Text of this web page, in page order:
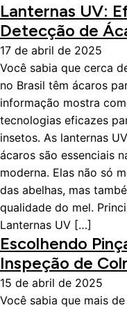
Lanternas UV:
Detecção de
Colmeias
17 de abril de 2025
Você sabia que cerca
no Brasil têm ácaros
informação mostra
tecnologias eficazes
insetos. As lanternas
ácaros são essenciais
moderna. Elas não só
das abelhas, mas
qualidade do mel.
Lanternas UV […]
Escolhendo
Inspeção de
15 de abril de 2025
Você sabia que mais